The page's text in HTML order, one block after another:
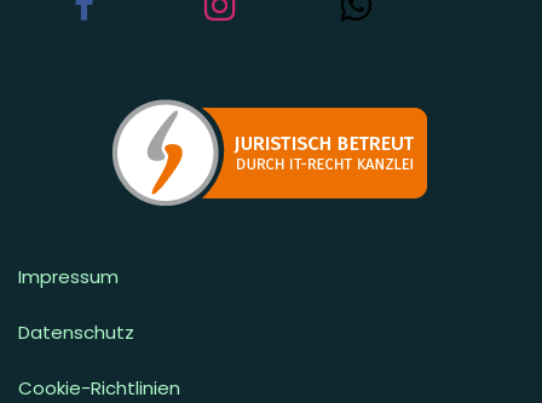
Impressum
Datenschutz
Cookie-Richtlinien